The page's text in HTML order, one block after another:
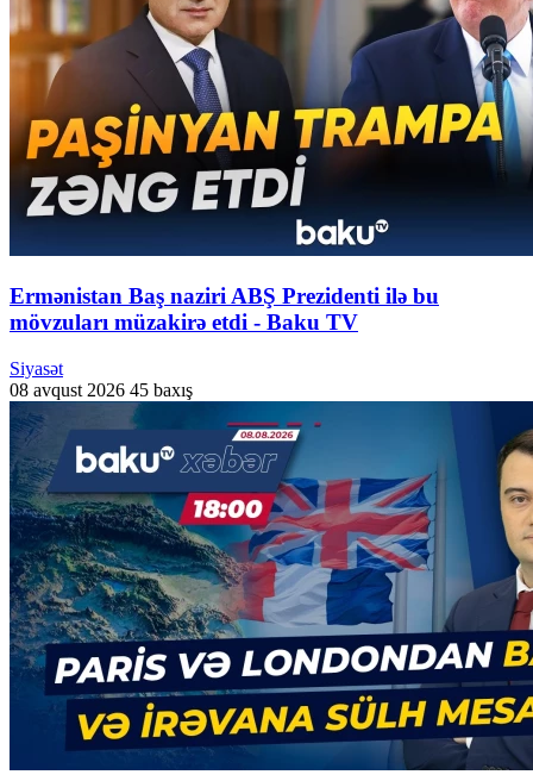
Ermənistan Baş naziri ABŞ Prezidenti ilə bu
mövzuları müzakirə etdi - Baku TV
Siyasət
08 avqust 2026 45 baxış